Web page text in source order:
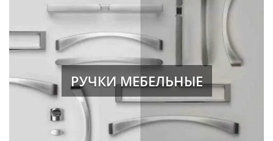
РУЧКИ МЕБЕЛЬНЫЕ